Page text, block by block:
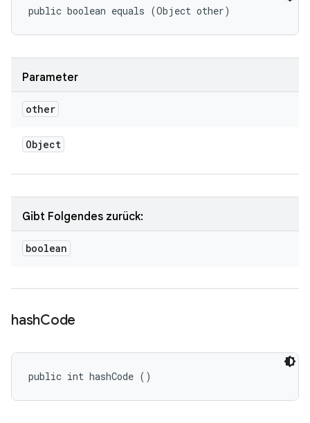
public boolean equals (Object other)
Parameter
other
Object
Gibt Folgendes zurück:
boolean
hashCode
public int hashCode ()